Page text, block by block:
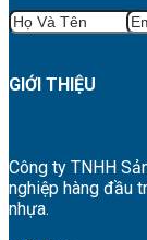
GIỚI THIỆU
Công ty TNHH
nghiệp hàng đầu
nhựa.